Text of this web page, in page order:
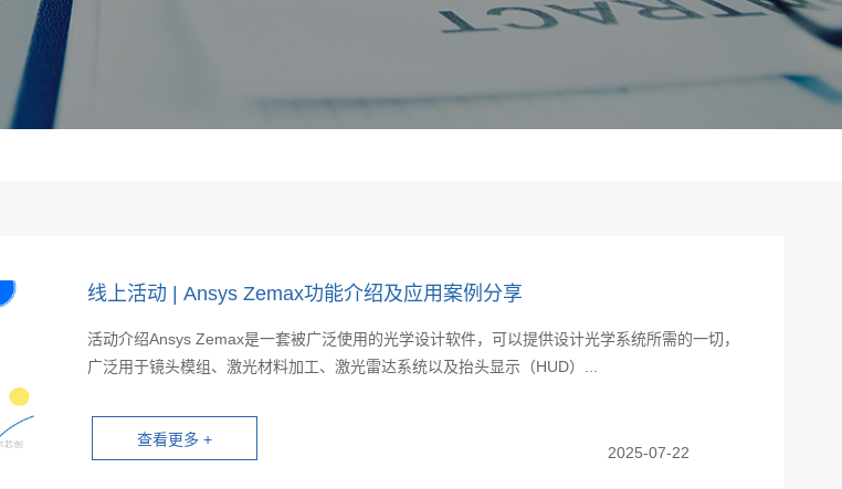
线上活动 | Ansys Zemax功能介绍及应用案例分享
活动介绍Ansys Zemax是一套被广泛使用的光学设计软件，可以提供设计光学系统所需的一切，
广泛用于镜头模组、激光材料加工、激光雷达系统以及抬头显示（HUD）...
2025-07-22